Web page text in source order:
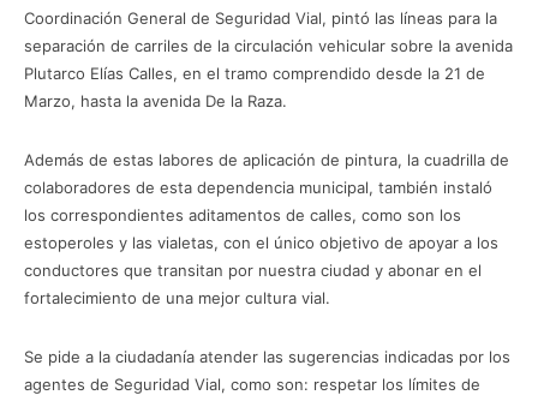
Coordinación General de Seguridad Vial, pintó las líneas para la
separación de carriles de la circulación vehicular sobre la avenida
Plutarco Elías Calles, en el tramo comprendido desde la 21 de
Marzo, hasta la avenida De la Raza.
Además de estas labores de aplicación de pintura, la cuadrilla de
colaboradores de esta dependencia municipal, también instaló
los correspondientes aditamentos de calles, como son los
estoperoles y las vialetas, con el único objetivo de apoyar a los
conductores que transitan por nuestra ciudad y abonar en el
fortalecimiento de una mejor cultura vial.
Se pide a la ciudadanía atender las sugerencias indicadas por los
agentes de Seguridad Vial, como son: respetar los límites de